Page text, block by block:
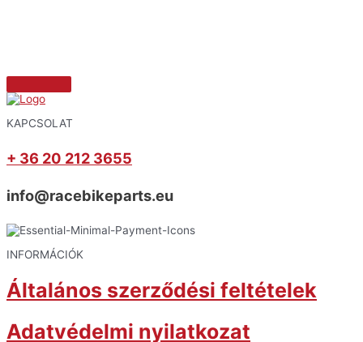
KAPCSOLAT
+ 36 20 212 3655
info@racebikeparts.eu
INFORMÁCIÓK
Általános szerződési feltételek
Adatvédelmi nyilatkozat